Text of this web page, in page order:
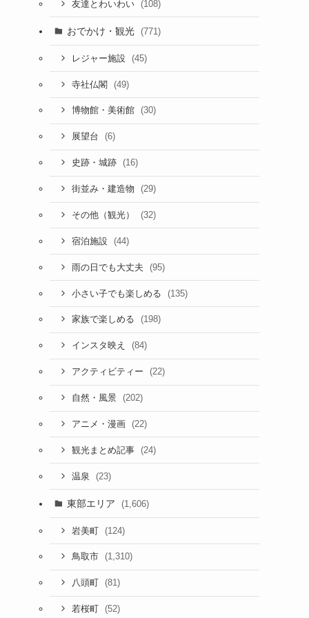
友達とわいわい (108)
おでかけ・観光 (771)
レジャー施設 (45)
寺社仏閣 (49)
博物館・美術館 (30)
展望台 (6)
史跡・城跡 (16)
街並み・建造物 (29)
その他（観光） (32)
宿泊施設 (44)
雨の日でも大丈夫 (95)
小さい子でも楽しめる (135)
家族で楽しめる (198)
インスタ映え (84)
アクティビティー (22)
自然・風景 (202)
アニメ・漫画 (22)
観光まとめ記事 (24)
温泉 (23)
東部エリア (1,606)
岩美町 (124)
鳥取市 (1,310)
八頭町 (81)
若桜町 (52)